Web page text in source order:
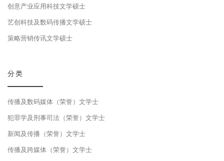
创意产业应用科技文学硕士
艺创科技及数码传播文学硕士
策略营销传讯文学硕士
分类
传播及数码媒体（荣誉）文学士
犯罪学及刑事司法（荣誉）文学士
新闻及传播（荣誉）文学士
传播及跨媒体（荣誉）文学士